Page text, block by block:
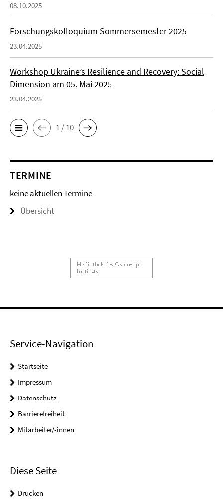
08.10.2025
Forschungskolloquium Sommersemester 2025
23.04.2025
Workshop Ukraine’s Resilience and Recovery: Social
Dimension am 05. Mai 2025
23.04.2025
1 / 10
TERMINE
keine aktuellen Termine
Übersicht
Service-Navigation
Startseite
Impressum
Datenschutz
Barrierefreiheit
Mitarbeiter/-innen
Diese Seite
Drucken